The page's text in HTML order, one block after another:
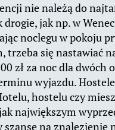
nie należą do
drogie, jak np. w
noclegu w pokoju
trzeba się nastawiać
zł za noc dla dwóch
wyjazdu.
hostelu czy
największym
szansę na znalezienie